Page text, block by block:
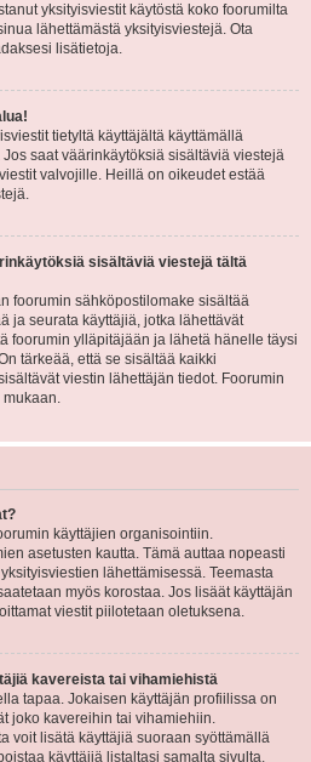
yksityisviestit käytöstä koko foorumilta
lähettämästä yksityisviestejä. Ota
lisätietoja.
tietyltä käyttäjältä käyttämällä
saat väärinkäytöksiä sisältäviä viestejä
valvojille. Heillä on oikeudet estää
sisältäviä viestejä tältä
foorumin sähköpostilomake sisältää
ja seurata käyttäjiä, jotka lähettävät
foorumin ylläpitäjään ja lähetä hänelle täysi
tärkeää, että se sisältää kaikki
viestin lähettäjän tiedot. Foorumin
mukaan.
käyttäjien organisointiin.
asetusten kautta. Tämä auttaa nopeasti
lähettämisessä. Teemasta
myös korostaa. Jos lisäät käyttäjän
viestit piilotetaan oletuksena.
kavereista tai vihamiehistä
tapaa. Jokaisen käyttäjän profiilissa on
joko kavereihin tai vihamiehiin.
voit lisätä käyttäjiä suoraan syöttämällä
käyttäjiä listaltasi samalta sivulta.